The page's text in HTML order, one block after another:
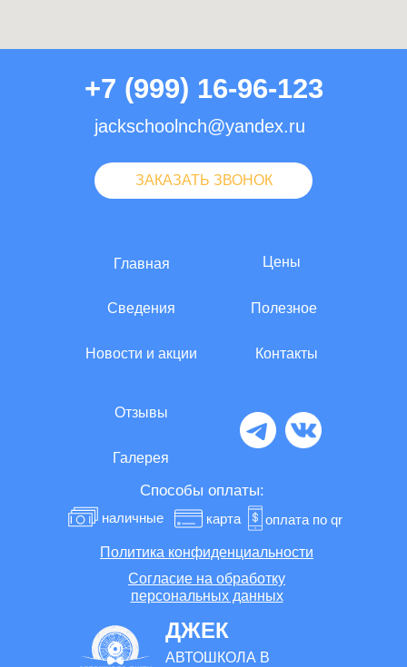
ДЖЕК
АВТОШКОЛА В
Главная
Полезное
Контакты
Сведения
Новости и акции
Отзывы
ЗАКАЗАТЬ ЗВОНОК
+7 (999) 16-96-123
Согласие на обработку
персональных данных
Политика конфиденциальности
jackschoolnch@yandex.ru
Галерея
Цены
Способы оплаты:
наличные карта оплата по qr